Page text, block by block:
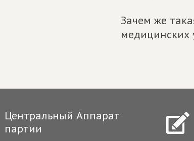
Зачем же
медицинских
Центральный Аппарат
партии